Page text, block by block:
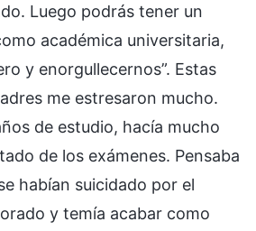
Luego podrás tener un
académica universitaria,
y enorgullecernos”. Estas
me estresaron mucho.
de estudio, hacía mucho
de los exámenes. Pensaba
habían suicidado por el
y temía acabar como